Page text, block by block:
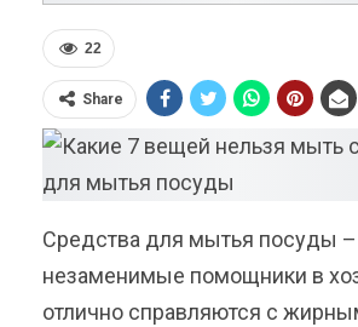
22
Share
Средства для мытья посуды –
незаменимые помощники в
отлично справляются с